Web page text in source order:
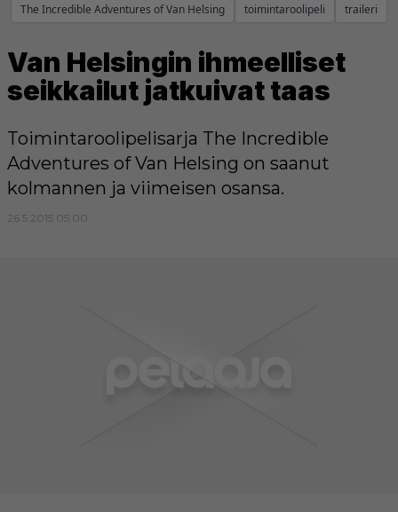
The Incredible Adventures of Van Helsing
toimintaroolipeli traileri
Van Helsingin ihmeelliset
seikkailut jatkuivat taas
Toimintaroolipelisarja The Incredible
Adventures of Van Helsing on saanut
kolmannen ja viimeisen osansa.
26.5.2015 05:00